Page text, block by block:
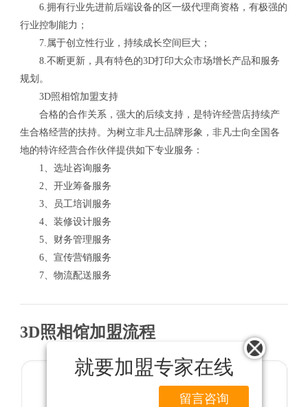
就要加盟专家在线
留言咨询
6.拥有行业先进前后端设备的区一级代理商资格，有极强的
行业控制能力；
7.属于创立性行业，持续成长空间巨大；
8.不断更新，具有特色的3D打印大众市场增长产品和服务
规划。
3D照相馆加盟支持
合格的合作关系，强大的后续支持，是特许经营店持续产
生合格经营的扶持。为树立非凡士品牌形象，非凡士向全国各
地的特许经营合作伙伴提供如下专业服务：
1、选址咨询服务
2、开业筹备服务
3、员工培训服务
4、装修设计服务
5、财务管理服务
6、宣传营销服务
7、物流配送服务
3D照相馆加盟流程